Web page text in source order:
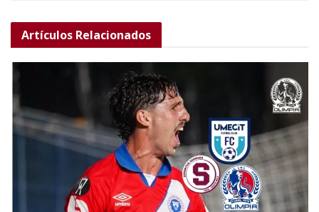
Artículos Relacionados